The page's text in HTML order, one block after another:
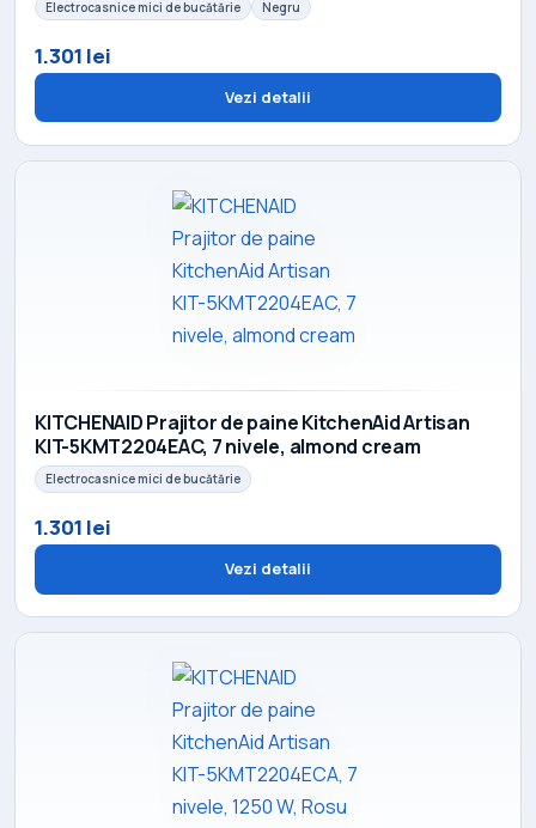
Electrocasnice mici de bucătărie Negru
1.301 lei
Vezi detalii
KITCHENAID Prajitor de paine KitchenAid Artisan
KIT-5KMT2204EAC, 7 nivele, almond cream
Electrocasnice mici de bucătărie
1.301 lei
Vezi detalii